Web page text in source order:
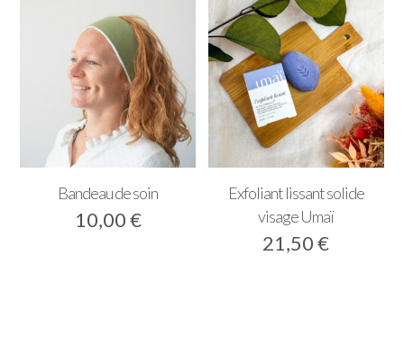
Bandeau de soin
10,00€
Exfoliant lissant solide
visage Umaï
21,50€